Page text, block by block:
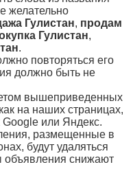
желательно
Гулистан, продам
Гулистан,
.
повторяться его
должно быть не
вышеприведенных
на наших страницах,
Google или Яндекс.
размещенные в
будут удаляться
объявления снижают